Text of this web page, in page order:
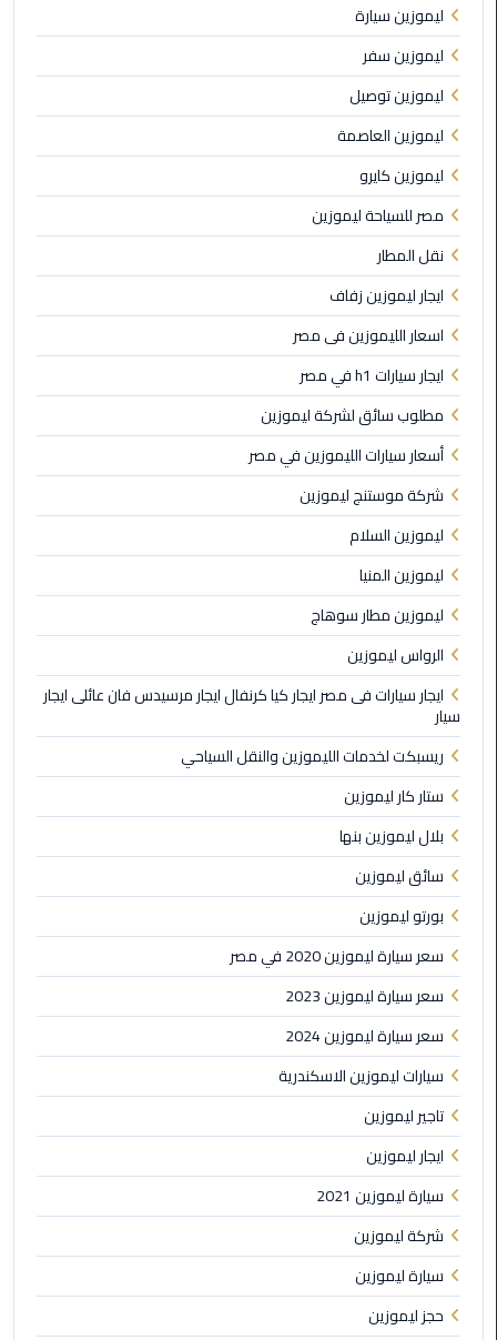
مطار
القاهرة
ليموزين
السخنة
ليموزين
مطار
سفنكس
ليموزين
القاهرة
اسكندرية
ليموزين
مطار
برج
العرب
ليموزين
المطار
الخط
الساخن
ليموزين
مطار
العلمين
ليموزين
توصيل
المطار
ليموزين
مطار
مرسي
مطروح
ليموزين
مطار
اكتوبر
ليموزين
مطار
الغردقة
ليموزين
مطار
القاهرة
أسعار
ليموزين سيارة
ليموزين سفر
ليموزين توصيل
ليموزين العاصمة
ليموزين كايرو
مصر للسياحة ليموزين
نقل المطار
ايجار ليموزين زفاف
اسعار الليموزين فى مصر
ايجار سيارات h1 في مصر
مطلوب سائق لشركة ليموزين
أسعار سيارات الليموزين في مصر
شركة موستنج ليموزين
ليموزين السلام
ليموزين المنيا
ليموزين مطار سوهاج
الرواس ليموزين
ايجار سيارات فى مصر ايجار كيا كرنفال ايجار مرسيدس فان عائلى ايجار
سيار
ريسبكت لخدمات الليموزين والنقل السياحي
ستار كار ليموزين
بلال ليموزين بنها
سائق ليموزين
بورتو ليموزين
سعر سيارة ليموزين 2020 في مصر
سعر سيارة ليموزين 2023
سعر سيارة ليموزين 2024
سيارات ليموزين الاسكندرية
تاجير ليموزين
ايجار ليموزين
سيارة ليموزين 2021
شركة ليموزين
سيارة ليموزين
حجز ليموزين